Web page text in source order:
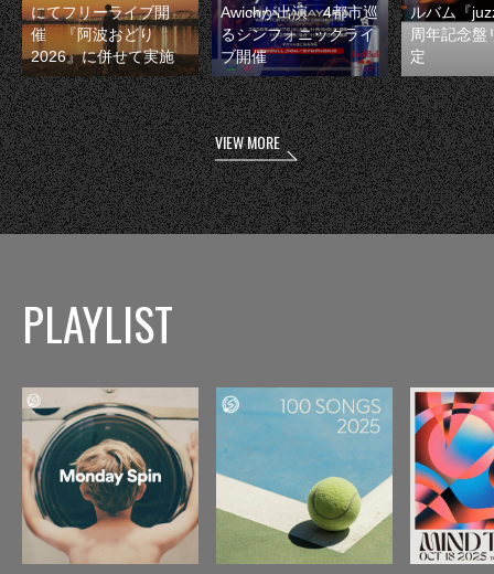
にてフリーライブ開
催 『阿波おどり
2026』に併せて実施
Awichが出演 4都市巡
るシンフォニックライ
ブ開催
ルバム『
周年記念盤
定
VIEW MORE
PLAYLIST